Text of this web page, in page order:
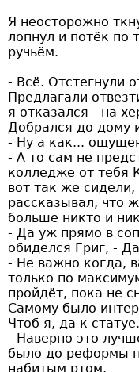
Я неосторожно
лопнул и потёк по
ручьём.
- Всё. Отстегнули
Предлагали
я отказался - на
Добрался до дому
- Ну а как...
- А то сам не
колледже от тебя
вот так же
рассказывал, что
больше никто и
- Да уж прямо в
обиделся Григ, -
- Не важно когда,
только по
пройдёт, пока не
Самому было
Чтоб я, да к
- Наверно это
было до реформы
набитым ртом.